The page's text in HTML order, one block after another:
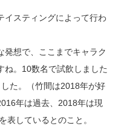
イスティングによって行わ
発想で、ここまでキャラク
ね。10数名で試飲しました
た。（竹間は2018年が好
年は過去、2018年は現
表しているとのこと。